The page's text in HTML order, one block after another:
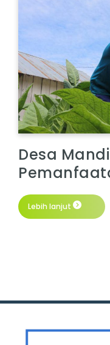
Desa
Lebih lanjut